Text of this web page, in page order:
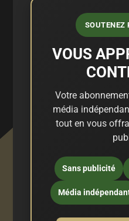
SOUTENEZ
VOUS
Votre
média
tout en vous
Sans publicité
Média